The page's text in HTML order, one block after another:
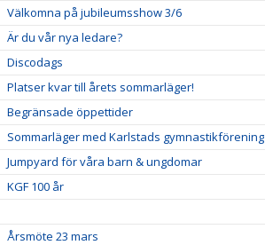
Välkomna på jubileumsshow 3/6
Är du vår nya ledare?
Discodags
Platser kvar till årets sommarläger!
Begränsade öppettider
Sommarläger med Karlstads gymnastikförening
Jumpyard för våra barn & ungdomar
KGF 100 år
Årsmöte 23 mars